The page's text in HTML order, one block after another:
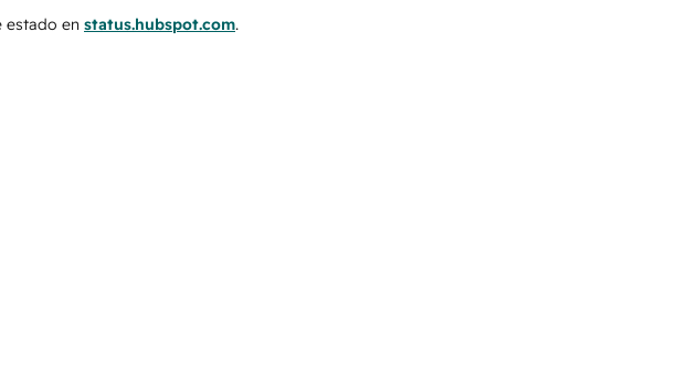
estado en status.hubspot.com.